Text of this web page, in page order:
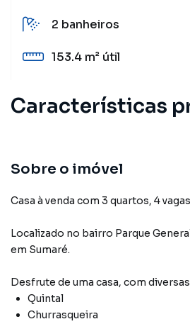
2 banheiros
153.4 m² útil
Características
Sobre o imóvel
Casa à venda com 3 quartos, 4
Localizado no bairro Parque
em Sumaré.
Desfrute de uma casa, com
Quintal
Churrasqueira